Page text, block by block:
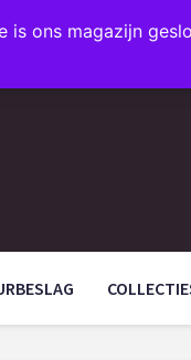
is ons magazijn